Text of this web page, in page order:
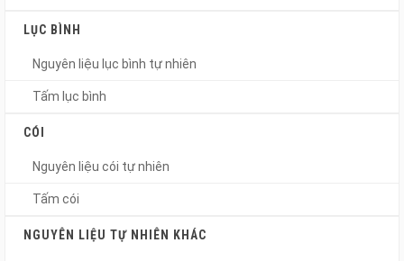
LỤC BÌNH
Nguyên liệu lục bình tự nhiên
Tấm lục bình
CÓI
Nguyên liệu cói tự nhiên
Tấm cói
NGUYÊN LIỆU TỰ NHIÊN KHÁC